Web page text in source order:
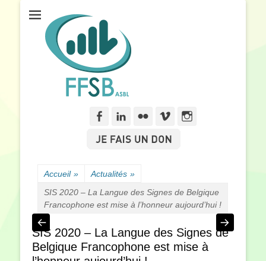
Fédération Francophone des Sourds de Belgique
FacebookLinkedln
Flickr Vimeo
Accueil » Actualités »
SIS 2020 – La Langue des Signes de Belgique
Francophone est mise à l’honneur aujourd’hui !
SIS 2020 – La Langue des Signes de
Belgique Francophone est mise à